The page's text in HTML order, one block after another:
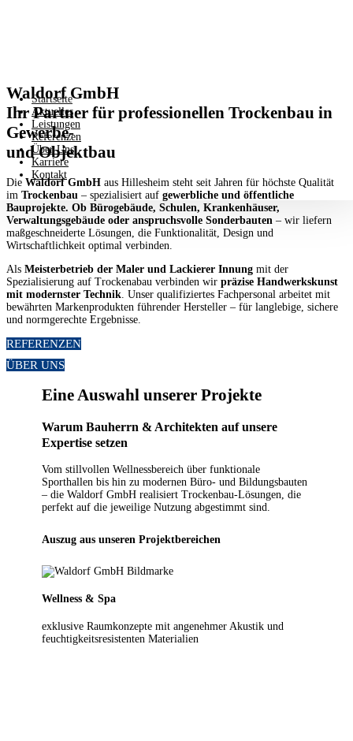
Startseite
Aktuelles
Leistungen
Referenzen
Über Uns
Karriere
Kontakt
Waldorf GmbH
Ihr Partner für professionellen Trockenbau in
Gewerbe-
und Objektbau
​Die Waldorf GmbH aus Hillesheim steht seit Jahren für höchste Qualität
im Trockenbau – spezialisiert auf gewerbliche und öffentliche
Bauprojekte. Ob Bürogebäude, Schulen, Krankenhäuser,
Verwaltungsgebäude oder anspruchsvolle Sonderbauten – wir liefern
maßgeschneiderte Lösungen, die Funktionalität, Design und
Wirtschaftlichkeit optimal verbinden.
Als Meisterbetrieb der Maler und Lackierer Innung mit der
Spezialisierung auf Trockenabau verbinden wir präzise Handwerkskunst
mit modernster Technik . Unser qualifiziertes Fachpersonal arbeitet mit
bewährten Markenprodukten führender Hersteller – für langlebige, sichere
und normgerechte Ergebnisse.
REFERENZEN
ÜBER UNS
Eine Auswahl unserer Projekte
Warum Bauherrn & Architekten auf unsere
Expertise setzen
Vom stillvollen Wellnessbereich über funktionale
Sporthallen bis hin zu modernen Büro- und Bildungsbauten
– die Waldorf GmbH realisiert Trockenbau-Lösungen, die
perfekt auf die jeweilige Nutzung abgestimmt sind.
Auszug aus unseren Projektbereichen
Wellness & Spa
exklusive Raumkonzepte mit angenehmer Akustik und
feuchtigkeitsresistenten Materialien